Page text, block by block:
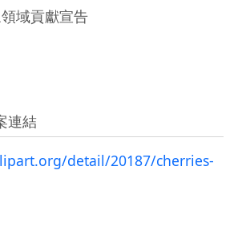
域貢獻宣告
連結
detail/20187/cherries-